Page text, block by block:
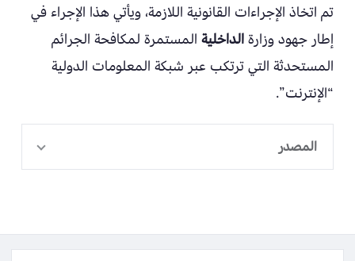
تم اتخاذ الإجراءات القانونية اللازمة، ويأتي هذا الإجراء في
إطار جهود وزارةالداخلية المستمرة لمكافحة الجرائم
المستحدثة التي ترتكب عبر شبكة المعلومات الدولية
“الإنترنت”.
المصدر